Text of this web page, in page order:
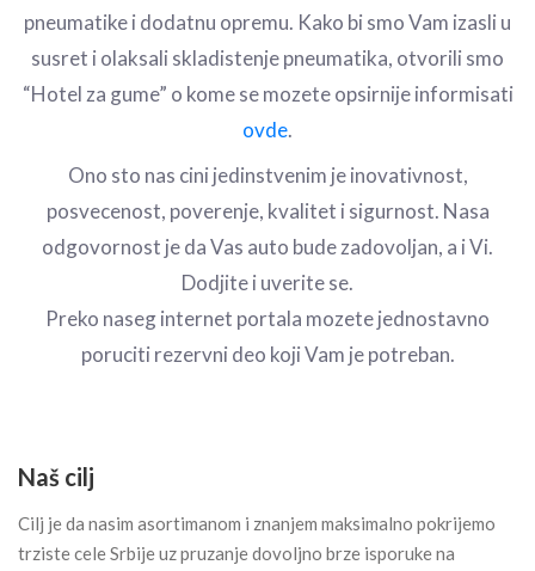
pneumatike i dodatnu opremu. Kako bi smo Vam izasli u
susret i olaksali skladistenje pneumatika, otvorili smo
“Hotel za gume” o kome se mozete opsirnije informisati
ovde.
Ono sto nas cini jedinstvenim je inovativnost,
posvecenost, poverenje, kvalitet i sigurnost. Nasa
odgovornost je da Vas auto bude zadovoljan, a i Vi.
Dodjite i uverite se.
Preko naseg internet portala mozete jednostavno
poruciti rezervni deo koji Vam je potreban.
Naš cilj
Cilj je da nasim asortimanom i znanjem maksimalno pokrijemo
trziste cele Srbije uz pruzanje dovoljno brze isporuke na